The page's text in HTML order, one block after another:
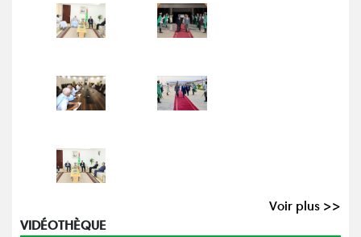
Voir plus >>
VIDÉOTHÈQUE